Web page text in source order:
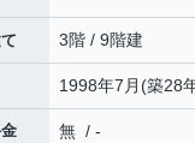
3階 / 9階建
1998年7月(築28
無 / -